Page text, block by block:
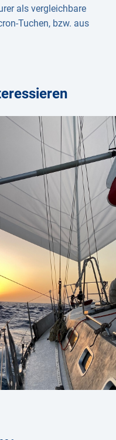
als vergleichbare
Tuchen, bzw. aus